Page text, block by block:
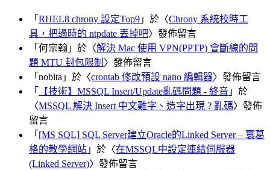
「 RHEL8 chrony 設定Top9 」於〈Chrony 系統校時工
具，把過時的 ntpdate 丟掉吧〉發佈留言
「 何宗翰 」於〈解決 Mac 使用 VPN(PPTP) 會斷線的問
題 MTU 封包限制 〉發佈留言
「 nobita 」於〈crontab 修改預設 nano 編輯器〉發佈留言
「
【技術】MSSQL Insert/Update亂碼問題 - 終音 」於
〈MSSQL 解決 Insert 中文難字、造字出現 ? 亂碼〉發佈
留言
「 [MS SQL] SQL Server建立Oracle的Linked Server – 寰葛
格的教學網站 」於〈在MSSQL中設定連結伺服器
(Linked Server)〉發佈留言